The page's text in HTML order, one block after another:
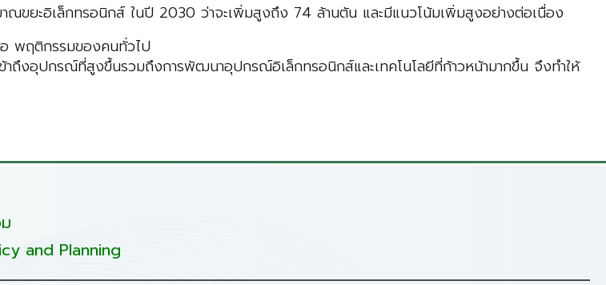
อิเล็กทรอนิกส์ ในปี 2030 ว่าจะเพิ่มสูงถึง 74 ล้านตัน และมีแนวโน้มเพิ่มสูงอย่างต่อเนื่อง
ฤติกรรมของคนทั่วไป
าถึงอุปกรณ์ที่สูงขึ้นรวมถึงการพัฒนาอุปกรณ์อิเล็กทรอนิกส์และเทคโนโลยีที่ก้าวหน้ามากขึ้น จึงทำให้
and Planning